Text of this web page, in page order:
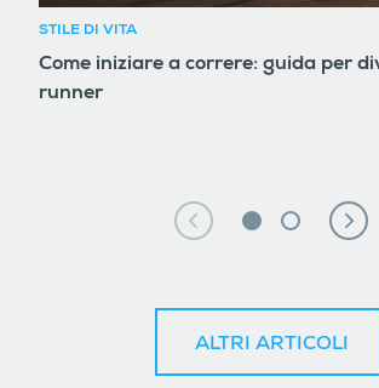
STILE DI VITA
Come iniziare a correre: guida per
runner
ALTRI ARTICOLI